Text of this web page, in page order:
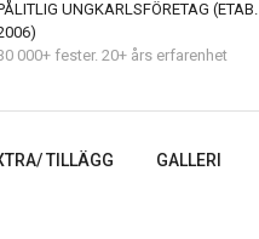
UNGKARLSFÖRETAG (ETAB.
000+ fester. 20+ års erfarenhet
TILLÄGG GALLERI